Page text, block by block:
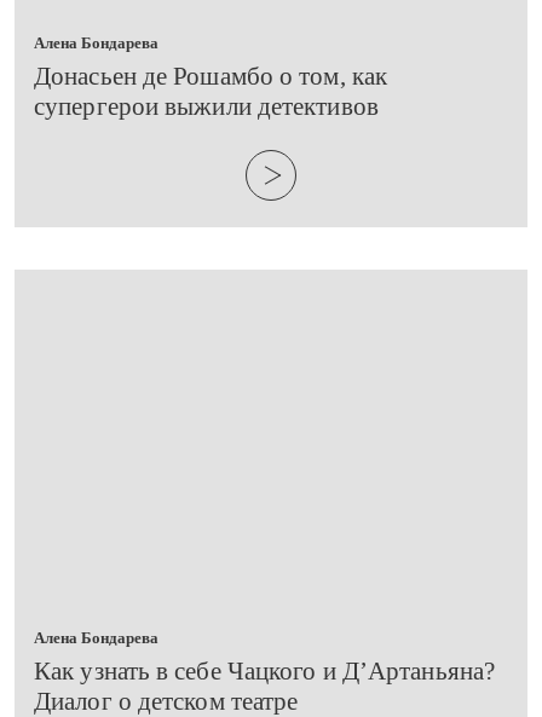
Алена Бондарева
Донасьен де Рошамбо о том, как
супергерои выжили детективов
Алена Бондарева
​Как узнать в себе Чацкого и Д’Артаньяна?
Диалог о детском театре